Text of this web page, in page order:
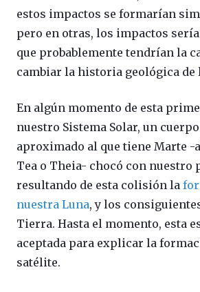
estos impactos se formarían
pero en otras, los impactos
que probablemente tendrían la
cambiar la historia geológica de
En algún momento de esta
nuestro Sistema Solar, un
aproximado al que tiene Marte -
Tea o Theia- chocó con nuestro
resultando de esta colisión la
nuestra Luna, y los
Tierra. Hasta el momento, esta
aceptada para explicar la
satélite.